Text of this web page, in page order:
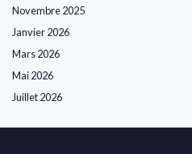
Novembre 2025
Janvier 2026
Mars 2026
Mai 2026
Juillet 2026